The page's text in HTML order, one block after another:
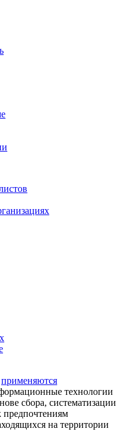
применяются
технологии
сбора, систематизации
предпочтениям
на территории